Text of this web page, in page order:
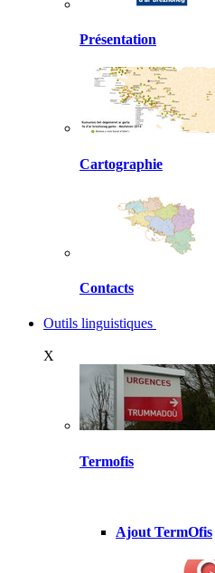
Présentation
Cartographie
Contacts
Outils linguistiques
X
Termofis
Ajout TermOfis